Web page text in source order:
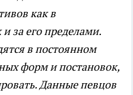
как в
за его пределами.
в постоянном
форм и постановок,
Данные певцов